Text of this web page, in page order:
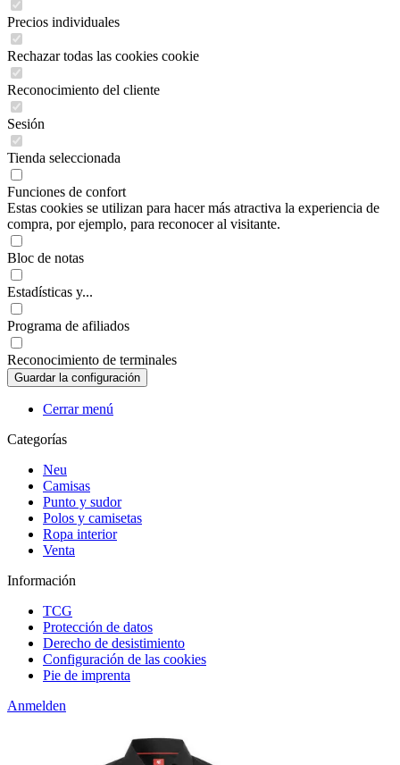
Precios individuales
Rechazar todas las cookies cookie
Reconocimiento del cliente
Sesión
Tienda seleccionada
Funciones de confort
Estas cookies se utilizan para hacer más atractiva la experiencia de
compra, por ejemplo, para reconocer al visitante.
Bloc de notas
Estadísticas y...
Programa de afiliados
Reconocimiento de terminales
Cerrar menú
Categorías
Neu
Camisas
Punto y sudor
Polos y camisetas
Ropa interior
Venta
Información
TCG
Protección de datos
Derecho de desistimiento
Configuración de las cookies
Pie de imprenta
Anmelden